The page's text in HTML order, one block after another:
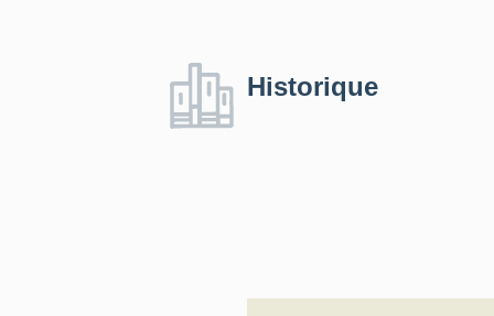
Historique